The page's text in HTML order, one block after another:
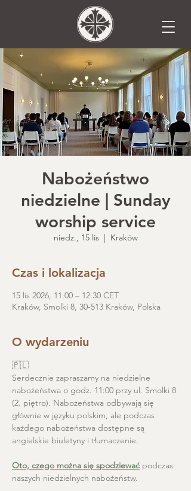
Nabożeństwo
niedzielne | Sunday
worship service
niedz., 15 lis
  |
Kraków
Czas i lokalizacja
15 lis 2026, 11:00 – 12:30 CET
Kraków, Smolki 8, 30-513 Kraków, Polska
O wydarzeniu
🇵🇱
Serdecznie zapraszamy na niedzielne
nabożeństwa o godz. 11:00 przy ul. Smolki 8
(2. piętro). Nabożeństwa odbywają się
głównie w języku polskim, ale podczas
każdego nabożeństwa dostępne są
angielskie biuletyny i tłumaczenie.
Oto, czego można się spodziewać podczas
naszych niedzielnych nabożeństw.